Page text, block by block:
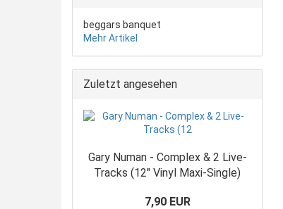
beggars banquet
Mehr Artikel
Zuletzt angesehen
Gary Numan - Complex & 2 Live-
Tracks (12" Vinyl Maxi-Single)
7,90 EUR